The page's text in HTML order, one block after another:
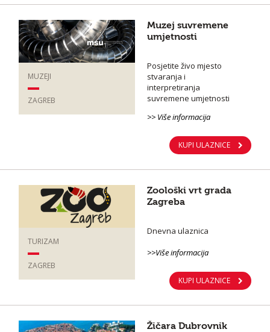
MUZEJI
ZAGREB
Muzej suvremene
umjetnosti
Posjetite živo mjesto
stvaranja i
interpretiranja
suvremene umjetnosti
>> Više informacija
KUPI ULAZNICE
TURIZAM
ZAGREB
Zoološki vrt grada
Zagreba
Dnevna ulaznica
>>Više informacija
KUPI ULAZNICE
Žičara Dubrovnik